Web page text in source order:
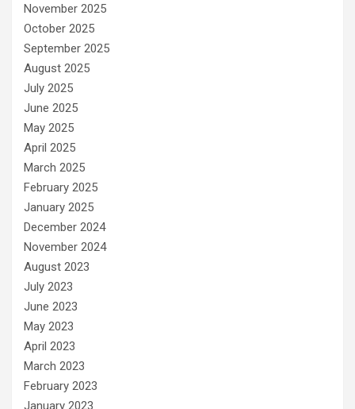
November 2025
October 2025
September 2025
August 2025
July 2025
June 2025
May 2025
April 2025
March 2025
February 2025
January 2025
December 2024
November 2024
August 2023
July 2023
June 2023
May 2023
April 2023
March 2023
February 2023
January 2023